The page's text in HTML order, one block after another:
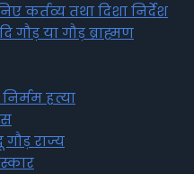
कर्तव्य तथा दिशा निर्देश
गौड़ या गौड़ ब्राह्मण
हत्या
राज्य